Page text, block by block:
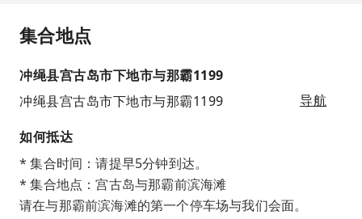
集合地点
冲绳县宫古岛市下地市与那霸1199
冲绳县宫古岛市下地市与那霸1199
导航
如何抵达
* 集合时间：请提早5分钟到达。
* 集合地点：宫古岛与那霸前滨海滩
请在与那霸前滨海滩的第一个停车场与我们会面。